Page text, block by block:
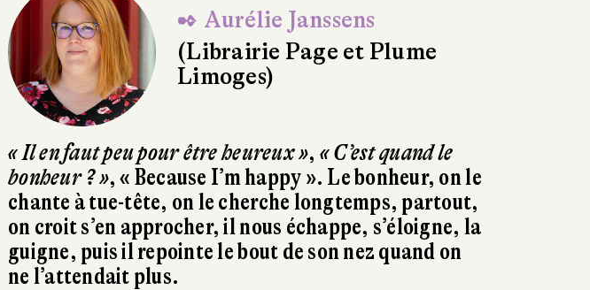
✒ Aurélie Janssens
(Librairie Page et Plume
Limoges)
« Il en faut peu pour être heureux », « C’est quand le
bonheur ? », « Because I’m happy ». Le bonheur, on le
chante à tue-tête, on le cherche longtemps, partout,
on croit s’en approcher, il nous échappe, s’éloigne, la
guigne, puis il repointe le bout de son nez quand on
ne l’attendait plus.